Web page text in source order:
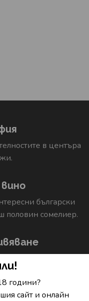
години?
сайт и онлайн
в центъра
български
половин сомелиер.
ден от календара,
сладко опиянени